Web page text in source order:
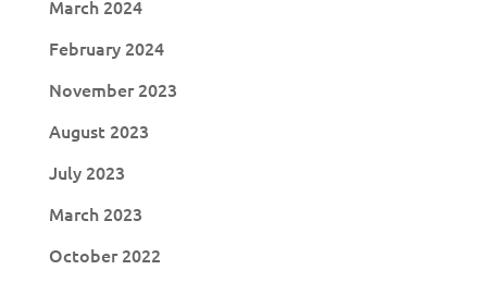
March 2024
February 2024
November 2023
August 2023
July 2023
March 2023
October 2022